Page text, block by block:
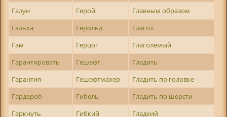
Галун Герой
Главным образом
Галька
Герольд
Глагол
Гам
Герцог
Глаголемый
Гарантировать
Гешефт
Гладить
Гарантия
Гешефтмахер
Гладить по головке
Гардероб
Гибель
Гладить по шерсти
Гаркнуть
Гибкий
Гладкий